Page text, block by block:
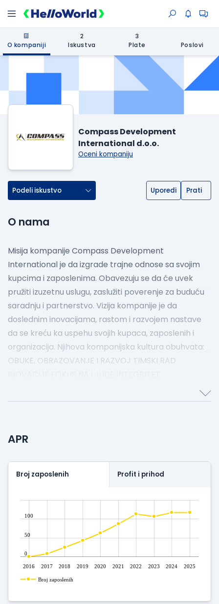
O kompaniji
2
Iskustva
3
Plate
Poslovi
Compass Development
International d.o.o.
Oceni kompaniju
Podeli iskustvo Uporedi Prati
O nama
Misija kompanije Compass Development
International je da izgrade trajne odnose sa svojim
kupcima i zaposlenima. Obavezuju se da će uvek
pružiti izuzetnu uslugu, zaslužiti poverenje za buduću
saradnju i partnerstvo. Vizija kompanije je da
doslednim inovacijama, rastom i razvojem nastave
da se kreću ka uspehu svojih kupaca, zaposlenih i
organizacija. Njihova kompanijska kultura obuhvata:
OBUKE, OBRAZOVANJE I RAZVOJ TIMSKI RAD
APR
Broj zaposlenih Profit i prihod
2016 2017 2018 2019 2020 2021 2022 2023 2024 2025
0
50
100
Broj zaposlenih